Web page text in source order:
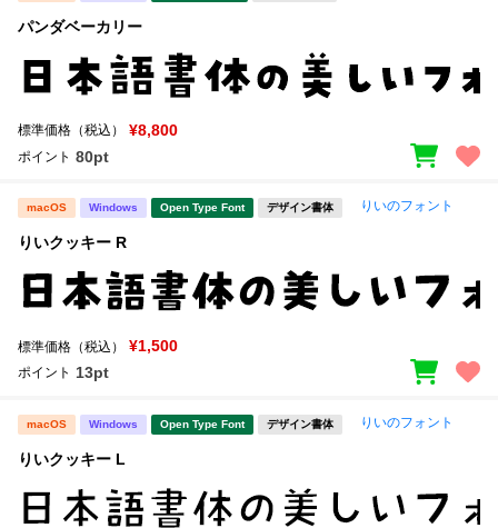
パンダベーカリー
標準価格（税込） ¥8,800
ポイント 80pt
macOS Windows Open Type Font デザイン書体 りいのフォント
りいクッキー R
標準価格（税込） ¥1,500
ポイント 13pt
macOS Windows Open Type Font デザイン書体 りいのフォント
りいクッキー L